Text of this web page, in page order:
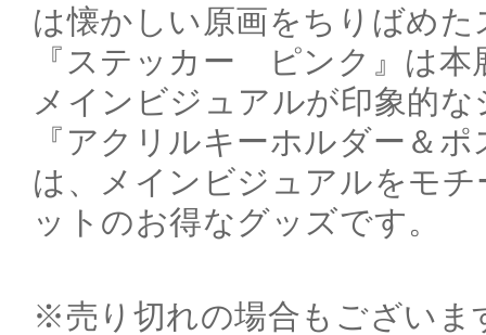
は懐かしい原画をちりばめ
『ステッカー ピンク』は本
メインビジュアルが印象的
『アクリルキーホルダー＆
は、メインビジュアルをモ
ットのお得なグッズです。
※売り切れの場合もございま